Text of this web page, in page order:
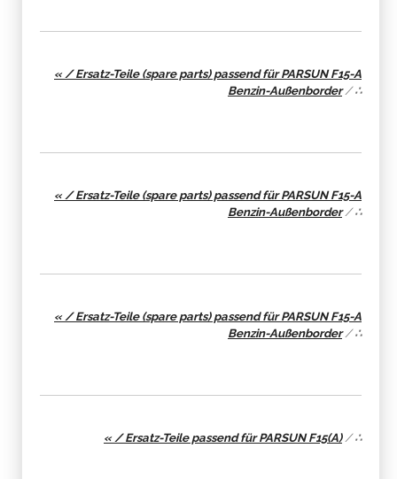
« / Ersatz-Teile (spare parts) passend für PARSUN F15-A
Benzin-Außenborder/∴
« / Ersatz-Teile (spare parts) passend für PARSUN F15-A
Benzin-Außenborder/∴
« / Ersatz-Teile (spare parts) passend für PARSUN F15-A
Benzin-Außenborder/∴
« / Ersatz-Teile passend für PARSUN F15(A)/∴